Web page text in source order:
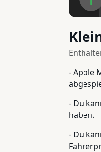
- Apple
- Du
haben.
- Du